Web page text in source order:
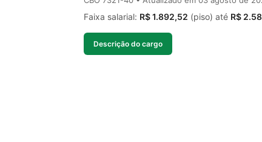
Faixa salarial: R$ 1.892,52 (piso) até R$
Descrição do cargo